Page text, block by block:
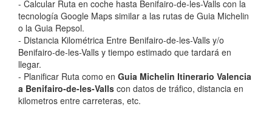
- Calcular Ruta en coche hasta Benifairo-de-les-Valls con la
tecnología Google Maps similar a las rutas de Guia Michelin
o la Guia Repsol.
- Distancia Kilométrica Entre Benifairo-de-les-Valls y/o
Benifairo-de-les-Valls y tiempo estimado que tardará en
llegar.
- Planificar Ruta como en Guia Michelin Itinerario Valencia
a Benifairo-de-les-Valls con datos de tráfico, distancia en
kilometros entre carreteras, etc.